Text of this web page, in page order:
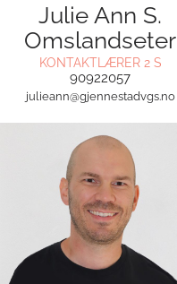
Julie Ann S.
Omslandseter
KONTAKTLÆRER 2 S
90922057
julieann@gjennestadvgs.no